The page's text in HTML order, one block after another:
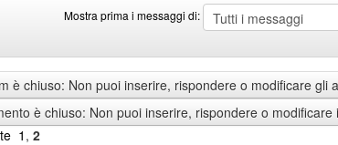
Mostra prima i messaggi di:
prima
i
messaggi
di
by
è chiuso: Non puoi inserire, rispondere o modificare gli
è chiuso: Non puoi inserire, rispondere o modificare
1 , 2